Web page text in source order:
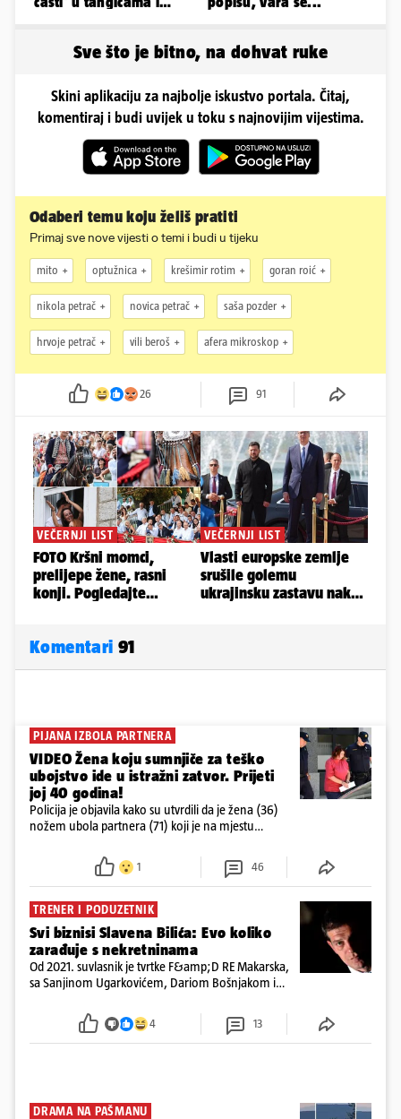
Sve što je bitno, na dohvat ruke
Skini aplikaciju za najbolje iskustvo portala. Čitaj,
komentiraj i budi uvijek u toku s najnovijim vijestima.
Odaberi temu koju želiš pratiti
Primaj sve nove vijesti o temi i budi u tijeku
mito optužnica krešimir rotim goran roić
nikola petrač novica petrač saša pozder
hrvoje petrač vili beroš afera mikroskop
26 91
Komentari 91
PIJANA IZBOLA PARTNERA
VIDEO Žena koju sumnjiče za teško
ubojstvo ide u istražni zatvor. Prijeti
joj 40 godina!
Policija je objavila kako su utvrdili da je žena (36)
nožem ubola partnera (71) koji je na mjestu
ispitali i poslali u istražni zatvor
1 46
TRENER I PODUZETNIK
Svi biznisi Slavena Bilića: Evo koliko
zarađuje s nekretninama
Od 2021. suvlasnik je tvrtke F&amp;D RE Makarska,
sa Sanjinom Ugarkovićem, Dariom Bošnjakom i
poslovanje nekretninama, a od osnutka nema
zaposlenih
4 13
DRAMA NA PAŠMANU